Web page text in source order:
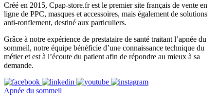
Créé en 2015, Cpap-store.fr est le premier site français de vente en
ligne de PPC, masques et accessoires, mais également de solutions
anti-ronflement, destiné aux particuliers.
Grâce à notre expérience de prestataire de santé traitant l’apnée du
sommeil, notre équipe bénéficie d’une connaissance technique du
métier et est à l’écoute du patient afin de répondre au mieux à sa
demande.
Apnée du sommeil